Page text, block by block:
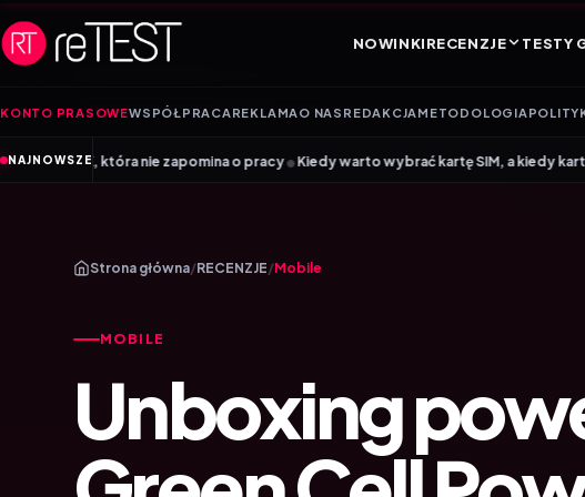
NOWINKIRECENZJE TESTY
KONTO PRASOWEWSPÓŁPRACA REKLAMA O NAS REDAKCJA METODOLOGIA
NAJNOWSZE
zapomina o pracy•Kiedy warto wybrać kartę SIM, a kiedy kartę eSIM? Poradnik
Strona główna/RECENZJE/Mobile
MOBILE
Unboxing